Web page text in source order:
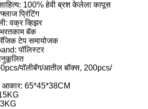
100% हेवी ब्रश केलेला कापूस
प्रिंटिंग
वक्र व्हिझर
बॅक
टेप समायोजक
पॉलिस्टर
पॉलीबॅग/आतील बॉक्स, 200pcs/
आकार: 65*45*38CM